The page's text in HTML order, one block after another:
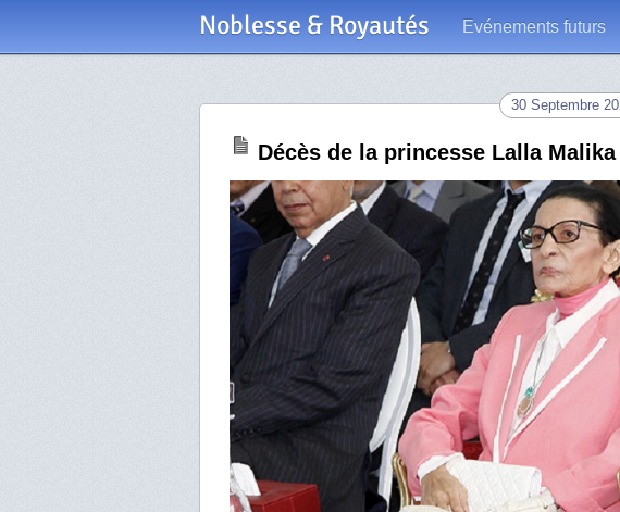
Noblesse & Royautés Evénements futurs
30 Septembre
Décès de la princesse Lalla